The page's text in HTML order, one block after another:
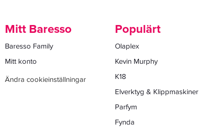
Mitt Baresso
Baresso Family
Mitt konto
Ändra cookieinställningar
Populärt
Olaplex
Kevin Murphy
K18
Elverktyg & Klippmaskiner
Parfym
Fynda